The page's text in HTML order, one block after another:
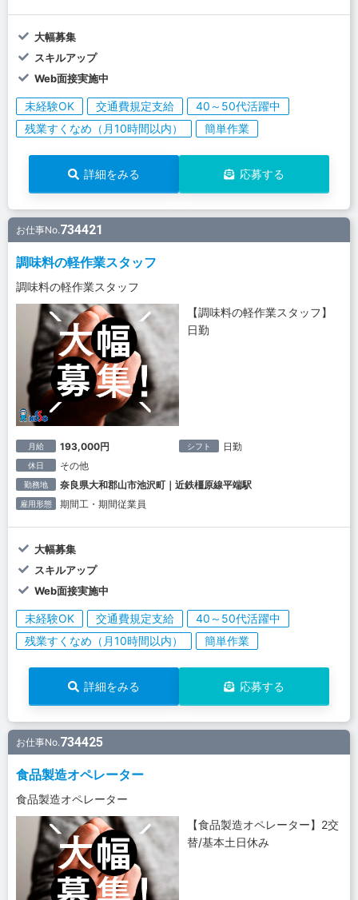
大幅募集
スキルアップ
Web面接実施中
未経験OK 交通費規定支給
40～50代活躍中
残業すくなめ（月10時間以内）
簡単作業
詳細をみる 応募する
お仕事No.734421
調味料の軽作業スタッフ
調味料の軽作業スタッフ
【調味料の軽作業スタッフ】
日勤
月給 193,000円 シフト 日勤
休日 その他
勤務地 奈良県大和郡山市池沢町｜近鉄橿原線平端駅
雇用形態 期間工・期間従業員
大幅募集
スキルアップ
Web面接実施中
未経験OK 交通費規定支給
40～50代活躍中
残業すくなめ（月10時間以内）
簡単作業
詳細をみる 応募する
お仕事No.734425
食品製造オペレーター
食品製造オペレーター
【食品製造オペレーター】2交
替/基本土日休み